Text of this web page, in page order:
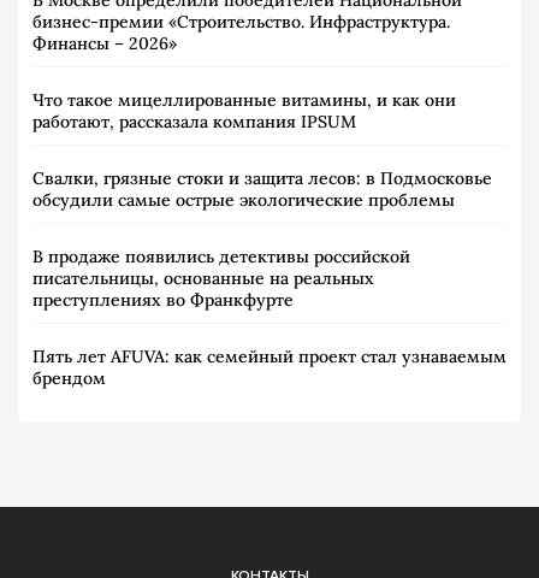
бизнес-премии «Строительство. Инфраструктура.
Финансы – 2026»
Что такое мицеллированные витамины, и как они
работают, рассказала компания IPSUM
Свалки, грязные стоки и защита лесов: в Подмосковье
обсудили самые острые экологические проблемы
В продаже появились детективы российской
писательницы, основанные на реальных
преступлениях во Франкфурте
Пять лет AFUVA: как семейный проект стал узнаваемым
брендом